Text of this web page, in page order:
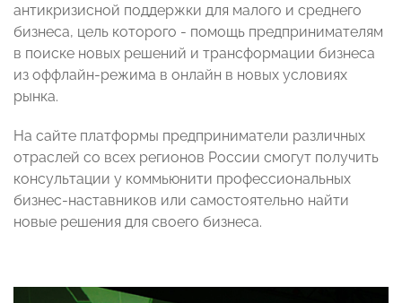
антикризисной поддержки для малого и среднего
бизнеса, цель которого - помощь предпринимателям
в поиске новых решений и трансформации бизнеса
из оффлайн-режима в онлайн в новых условиях
рынка.
На сайте платформы предприниматели различных
отраслей со всех регионов России смогут получить
консультации у коммьюнити профессиональных
бизнес-наставников или самостоятельно найти
новые решения для своего бизнеса.